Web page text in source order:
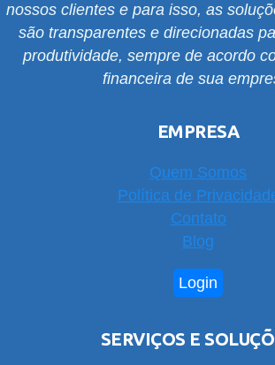
nossos clientes e para isso, as
são transparentes e direcionadas
produtividade, sempre de acordo
financeira de sua
EMPRESA
Quem Somos
Política de
Contato
Blog
Login
SERVIÇOS E